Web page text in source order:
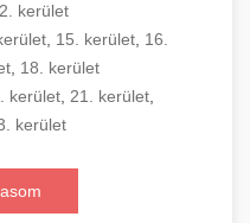
kerület
, 15. kerület, 16.
, 18. kerület
kerület, 21. kerület,
kerület